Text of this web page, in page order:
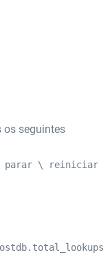
os seguintes
parar \ reiniciar